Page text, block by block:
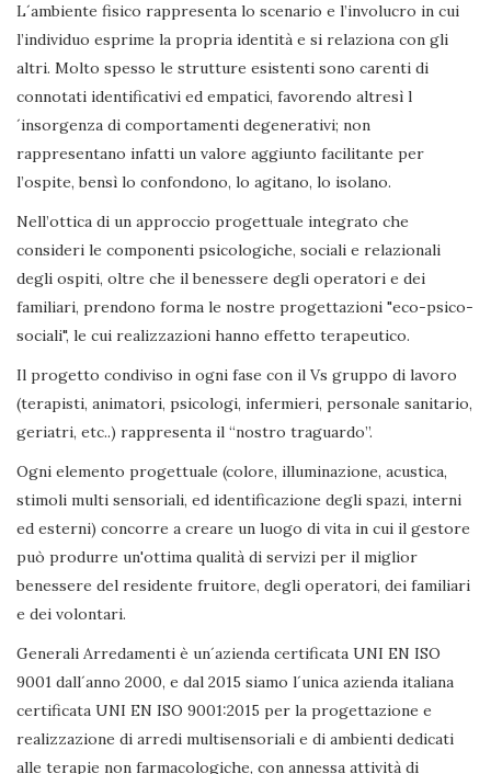
L´ambiente fisico rappresenta lo scenario e l’involucro in cui
l’individuo esprime la propria identità e si relaziona con gli
altri. Molto spesso le strutture esistenti sono carenti di
connotati identificativi ed empatici, favorendo altresì l
´insorgenza di comportamenti degenerativi; non
rappresentano infatti un valore aggiunto facilitante per
l’ospite, bensì lo confondono, lo agitano, lo isolano.
Nell’ottica di un approccio progettuale integrato che
consideri le componenti psicologiche, sociali e relazionali
degli ospiti, oltre che il benessere degli operatori e dei
familiari, prendono forma le nostre progettazioni "eco-psico-
sociali", le cui realizzazioni hanno effetto terapeutico.
Il progetto condiviso in ogni fase con il Vs gruppo di lavoro
(terapisti, animatori, psicologi, infermieri, personale sanitario,
geriatri, etc..) rappresenta il “nostro traguardo”.
Ogni elemento progettuale (colore, illuminazione, acustica,
stimoli multi sensoriali, ed identificazione degli spazi, interni
ed esterni) concorre a creare un luogo di vita in cui il gestore
può produrre un'ottima qualità di servizi per il miglior
benessere del residente fruitore, degli operatori, dei familiari
e dei volontari.
Generali Arredamenti è un´azienda certificata UNI EN ISO
9001 dall´anno 2000, e dal 2015 siamo l´unica azienda italiana
certificata UNI EN ISO 9001:2015 per la progettazione e
realizzazione di arredi multisensoriali e di ambienti dedicati
alle terapie non farmacologiche, con annessa attività di